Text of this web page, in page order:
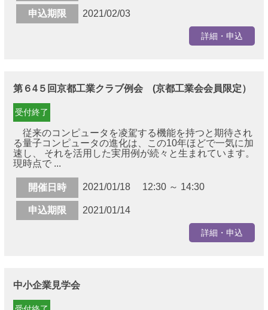
申込期限 2021/02/03
詳細・申込
第６4５回京都工業クラブ例会 (京都工業会会員限定）
受付終了
従来のコンピュータを凌駕する機能を持つと期待され
る量子コンピュータの進化は、この10年ほどで一気に加
速し、 それを活用した実用例が続々と生まれています。
現時点で ...
開催日時 2021/01/18 12:30 ～ 14:30
申込期限 2021/01/14
詳細・申込
中小企業見学会